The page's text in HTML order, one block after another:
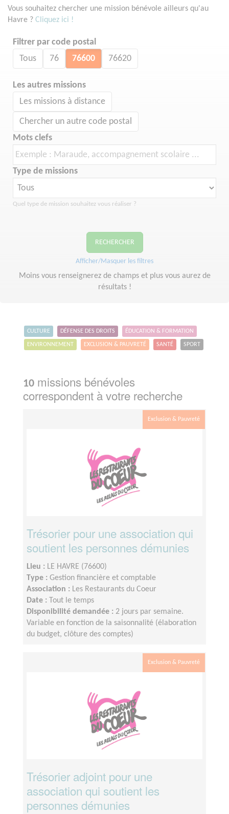
Vous souhaitez chercher une mission bénévole ailleurs qu'au
Havre ? Cliquez ici !
Filtrer par code postal
Tous 76 76600 76620
Les autres missions
Les missions à distance
Chercher un autre code postal
Mots clefs
Type de missions
Quel type de mission souhaitez vous réaliser ?
RECHERCHER
Afficher/Masquer les filtres
Moins vous renseignerez de champs et plus vous aurez de
résultats !
CULTURE DÉFENSE DES DROITS ÉDUCATION & FORMATION
ENVIRONNEMENT EXCLUSION & PAUVRETÉ SANTÉ SPORT
10 missions bénévoles
correspondent à votre recherche
Exclusion & Pauvreté
Trésorier pour une association qui
soutient les personnes démunies
Lieu : LE HAVRE (76600)
Type : Gestion financière et comptable
Association : Les Restaurants du Coeur
Date :
Tout le temps
Disponibilité demandée : 2 jours par semaine.
Variable en fonction de la saisonnalité (élaboration
du budget, clôture des comptes)
Exclusion & Pauvreté
Trésorier adjoint pour une
association qui soutient les
personnes démunies